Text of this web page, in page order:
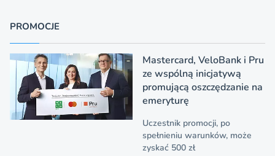
PROMOCJE
Mastercard, VeloBank i Pru
ze wspólną inicjatywą
promującą oszczędzanie na
emeryturę
Uczestnik promocji, po
spełnieniu warunków, może
zyskać 500 zł